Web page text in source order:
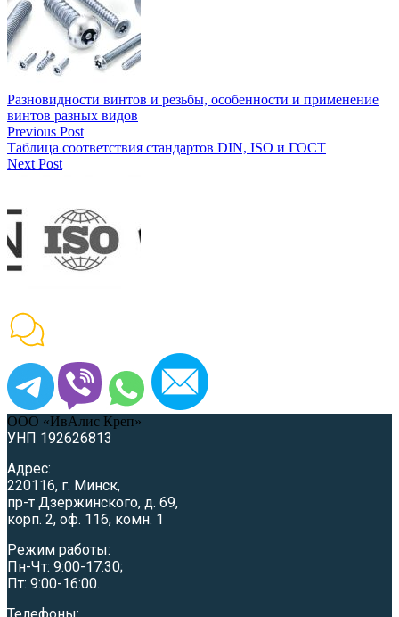
Разновидности винтов и резьбы, особенности и применение
винтов разных видов
Previous Post
Таблица соответствия стандартов DIN, ISO и ГОСТ
Next Post
ООО «ИвАлис Креп»
УНП 192626813
Адрес:
220116, г. Минск,
пр-т Дзержинского, д. 69,
корп. 2, оф. 116, комн. 1
Режим работы:
Пн-Чт: 9:00-17:30;
Пт: 9:00-16:00.